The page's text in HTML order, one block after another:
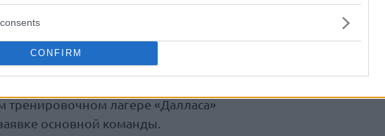
CONFIRM
силы на драфте, а затем подписать
– это результат упорной работы, а
только для кубанского, но и для всего
лагере «Далласа»
основной команды.